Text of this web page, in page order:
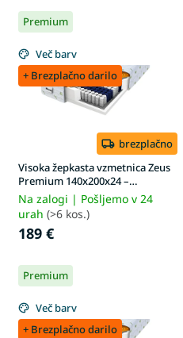
c
e
n
a
Premium
Več barv
+ Brezplačno darilo
brezplačno
Visoka žepkasta vzmetnica Zeus
Premium 140x200x24 –
prevleka Aloe Vera
Na zalogi | Pošljemo v 24
urah (>6 kos.)
189 €
Premium
Več barv
+ Brezplačno darilo